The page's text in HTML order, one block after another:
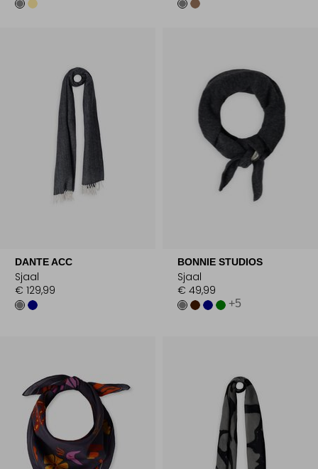
DANTE ACC
Sjaal
€ 129,99
BONNIE STUDIOS
Sjaal
€ 49,99
+5